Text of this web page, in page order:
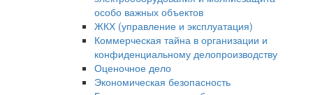
особо важных объектов
ЖКХ (управление и эксплуатация)
Коммерческая тайна в организации и
конфиденциальному делопроизводству
Оценочное дело
Экономическая безопасность